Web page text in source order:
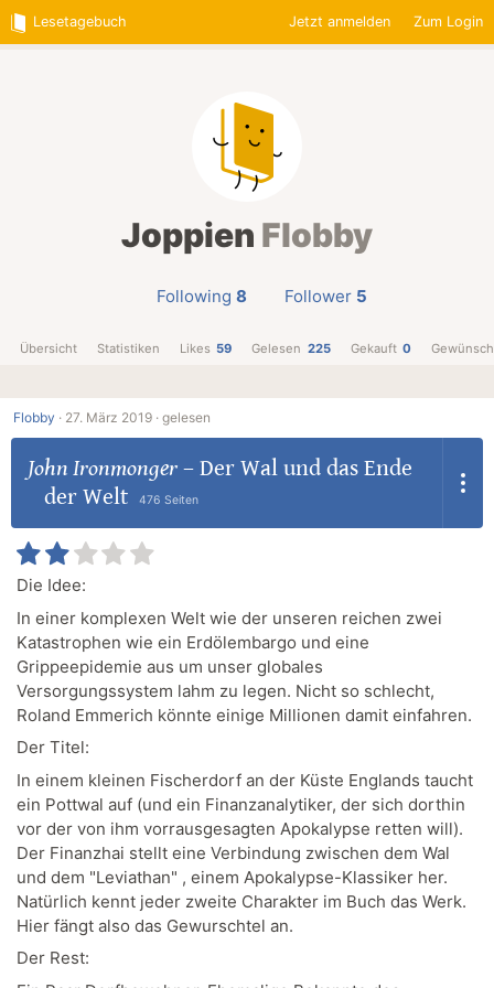
Lesetagebuch Jetzt anmelden Zum Login
Joppien Flobby
Following 8 Follower 5
Übersicht Statistiken Likes 59 Gelesen 225 Gekauft 0
Flobby · 27. März 2019 · gelesen
John Ironmonger– Der Wal und das Ende
der Welt
476 Seiten
Die Idee:
In einer komplexen Welt wie der unseren reichen zwei
Katastrophen wie ein Erdölembargo und eine
Grippeepidemie aus um unser globales
Versorgungssystem lahm zu legen. Nicht so schlecht,
Roland Emmerich könnte einige Millionen damit einfahren.
Der Titel:
In einem kleinen Fischerdorf an der Küste Englands taucht
ein Pottwal auf (und ein Finanzanalytiker, der sich dorthin
vor der von ihm vorrausgesagten Apokalypse retten will).
Der Finanzhai stellt eine Verbindung zwischen dem Wal
und dem "Leviathan" , einem Apokalypse-Klassiker her.
Natürlich kennt jeder zweite Charakter im Buch das Werk.
Hier fängt also das Gewurschtel an.
Der Rest: